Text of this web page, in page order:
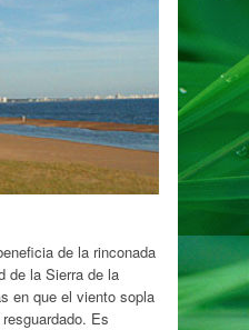
de la rinconada
de la Sierra de la
en que el viento sopla
Es